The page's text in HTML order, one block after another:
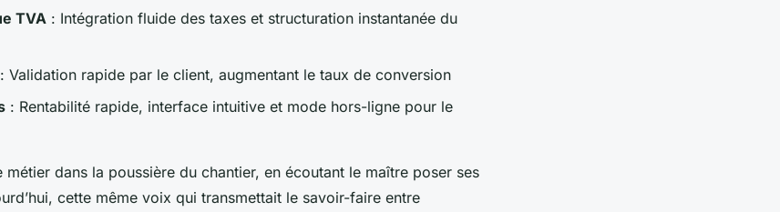
TVA : Intégration fluide des taxes et structuration instantanée du
: Validation rapide par le client, augmentant le taux de conversion
: Rentabilité rapide, interface intuitive et mode hors-ligne pour le
métier dans la poussière du chantier, en écoutant le maître poser ses
cette même voix qui transmettait le savoir-faire entre